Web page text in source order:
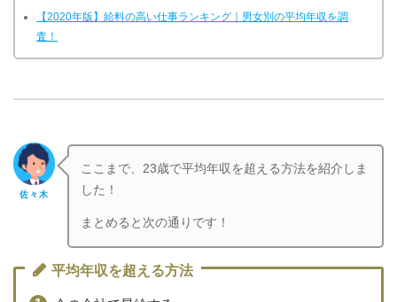
【2020年版】給料の高い仕事ランキング｜男女別の平均年収を調
査！
佐々木
ここまで、23歳で平均年収を超える方法を紹介しま
した！
まとめると次の通りです！
平均年収を超える方法